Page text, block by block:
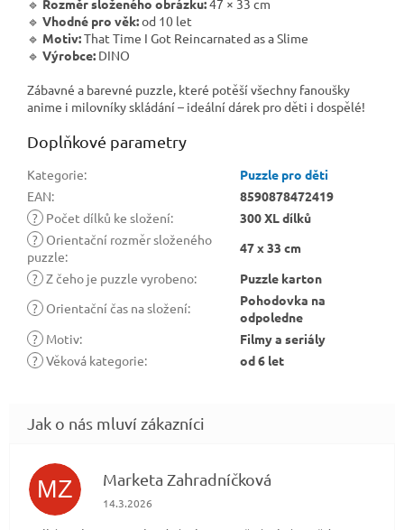
🔹 Rozměr složeného obrázku:47 × 33 cm
🔹 Vhodné pro věk:od 10 let
🔹 Motiv:That Time I Got Reincarnated as a Slime
🔹 Výrobce: DINO
Zábavné a barevné puzzle, které potěší všechny fanoušky
anime i milovníky skládání – ideální dárek pro děti i dospělé!
Doplňkové parametry
Kategorie:
Puzzle pro děti
EAN:
8590878472419
? Počet dílků ke složení:
300 XL dílků
? Orientační rozměr složeného
puzzle:
47 x 33 cm
? Z čeho je puzzle vyrobeno:
Puzzle karton
? Orientační čas na složení:
Pohodovka na
odpoledne
? Motiv:
Filmy a seriály
? Věková kategorie: od 6 let
MZ Marketa Zahradníčková
Hodnocení obchodu je 5 z 5 hvězdiček.
14.3.2026